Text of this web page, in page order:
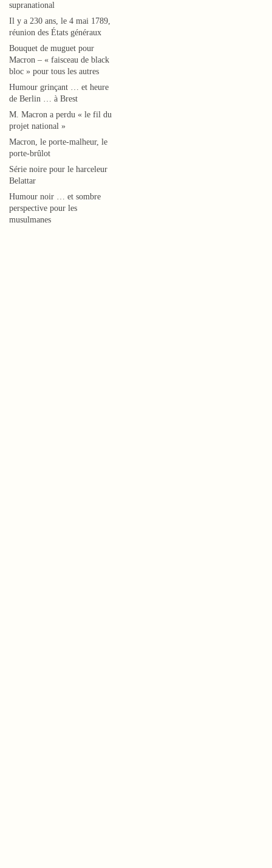
n
l
1
d
c
m
supranational
Il y a 230 ans, le 4 mai 1789,
réunion des États généraux
Bouquet de muguet pour
Macron – « faisceau de black
bloc » pour tous les autres
Humour grinçant … et heure
de Berlin … à Brest
M. Macron a perdu « le fil du
projet national »
Macron, le porte-malheur, le
porte-brûlot
Série noire pour le harceleur
Belattar
Humour noir … et sombre
perspective pour les
musulmanes